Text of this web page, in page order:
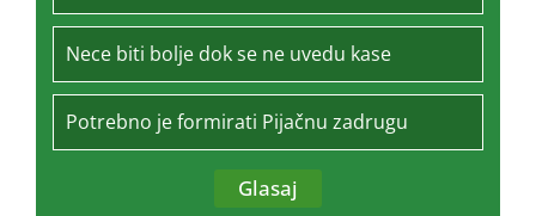
Nece biti bolje dok se ne uvedu kase
Potrebno je formirati Pijačnu zadrugu